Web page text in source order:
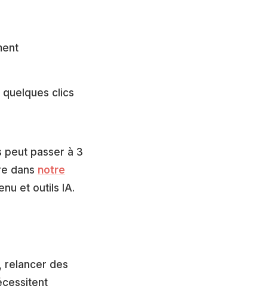
clics
peut passer à 3
dans notre
et outils IA.
relancer des